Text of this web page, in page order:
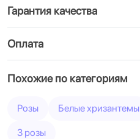
Гарантия качества
Оплата
Похожие по категориям
Розы Белые хризантемы
3 розы